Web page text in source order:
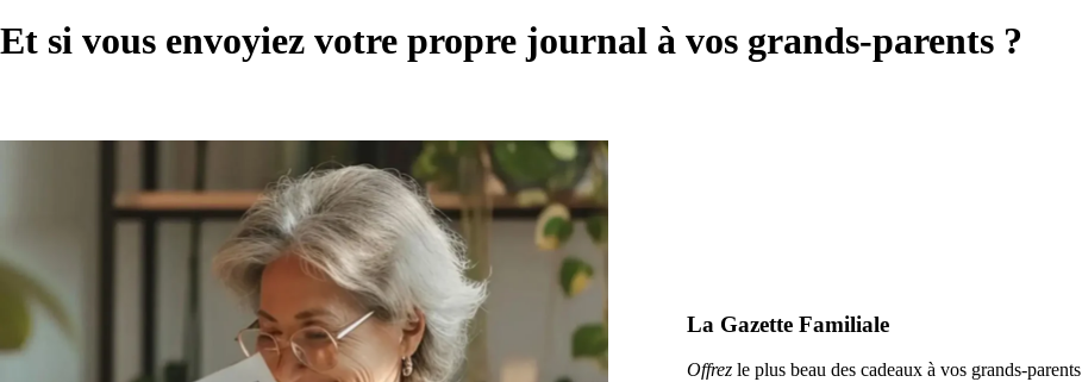
Et si vous envoyiez votre propre journal à vos grands-parents ?
La Gazette Familiale
Offrez le plus beau des cadeaux à vos grands-parents